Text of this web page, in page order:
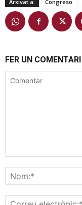
Arxivat a: Congreso
FER UN COMENTARI